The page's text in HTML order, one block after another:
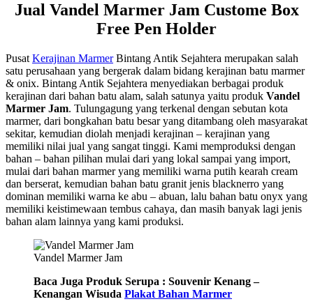
Jual Vandel Marmer Jam Custome Box
Free Pen Holder
Pusat Kerajinan MarmerBintang Antik Sejahtera merupakan salah
satu perusahaan yang bergerak dalam bidang kerajinan batu marmer
& onix. Bintang Antik Sejahtera menyediakan berbagai produk
kerajinan dari bahan batu alam, salah satunya yaitu produk Vandel
Marmer Jam. Tulungagung yang terkenal dengan sebutan kota
marmer, dari bongkahan batu besar yang ditambang oleh masyarakat
sekitar, kemudian diolah menjadi kerajinan – kerajinan yang
memiliki nilai jual yang sangat tinggi. Kami memproduksi dengan
bahan – bahan pilihan mulai dari yang lokal sampai yang import,
mulai dari bahan marmer yang memiliki warna putih kearah cream
dan berserat, kemudian bahan batu granit jenis blacknerro yang
dominan memiliki warna ke abu – abuan, lalu bahan batu onyx yang
memiliki keistimewaan tembus cahaya, dan masih banyak lagi jenis
bahan alam lainnya yang kami produksi.
Vandel Marmer Jam
Baca Juga Produk Serupa : Souvenir Kenang –
Kenangan Wisuda Plakat Bahan Marmer